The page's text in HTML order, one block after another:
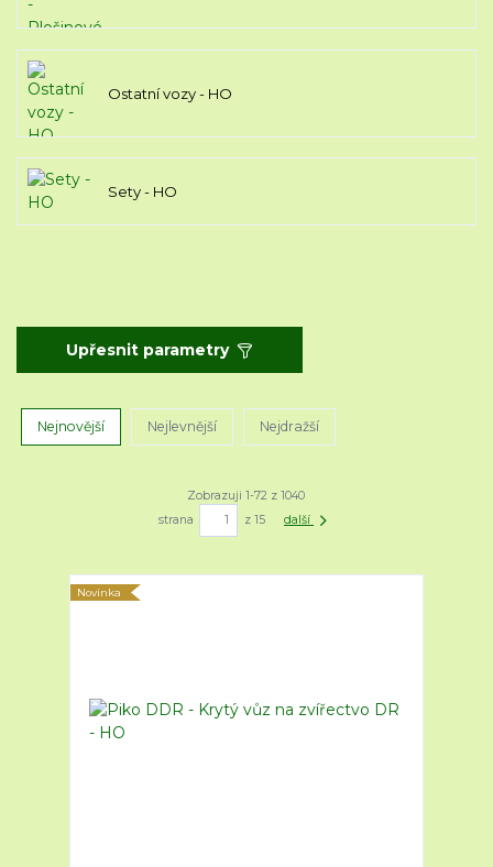
Ostatní vozy - HO
Sety - HO
Upřesnit parametry
Nejnovější Nejlevnější Nejdražší
Zobrazuji 1-72 z 1040
strana
z 15 další
Novinka